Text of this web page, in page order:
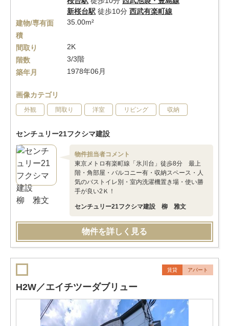
新桜台駅 徒歩10分 西武有楽町線
建物/専有面
積
35.00m²
間取り
2K
階数
3/3階
築年月
1978年06月
画像カテゴリ
外観 間取り 洋室 リビング 収納
センチュリー21フクシマ建設
物件担当者コメント
東京メトロ有楽町線「氷川台」徒歩8分 最上
階・角部屋・バルコニー有・収納スペース・人
気のバストイレ別・室内洗濯機置き場・使い勝
手が良い2Ｋ！
センチュリー21フクシマ建設 柳 雅文
物件を詳しく見る
賃貸 アパート
H2W／エイチツーダブリュー